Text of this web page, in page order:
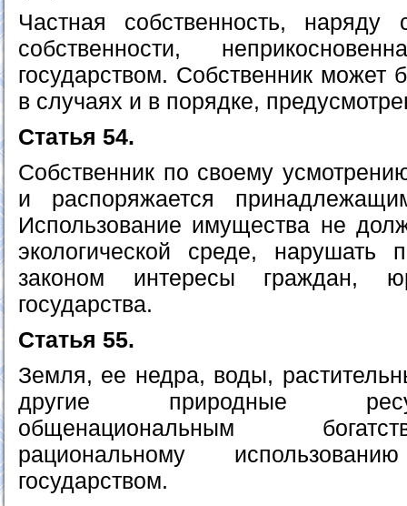
Частная собственность,
собственности,
государством. Собственник может
в случаях и в порядке,
Статья 54.
Собственник по своему
и распоряжается
Использование имущества не
экологической среде, нарушать
законом интересы граждан,
государства.
Статья 55.
Земля, ее недра, воды,
другие природные
общенациональным
рациональному
государством.